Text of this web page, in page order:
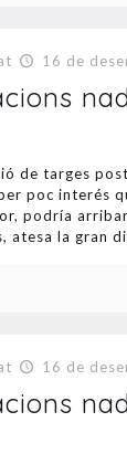
16 de
de targes
poc interés
podría
atesa la gran
16 de